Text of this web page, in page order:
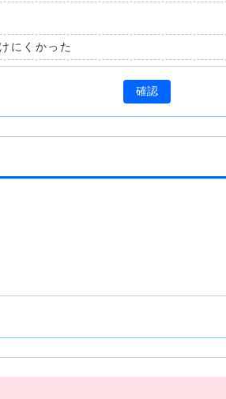
にくかった
確認